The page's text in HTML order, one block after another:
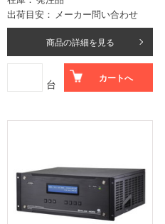
出荷目安
メーカー問い合わせ
商品の詳細を見る
台 カートへ